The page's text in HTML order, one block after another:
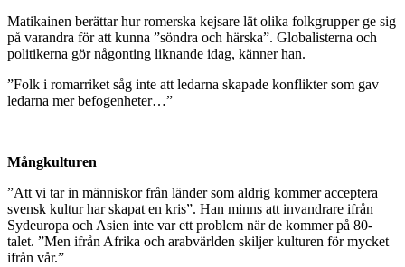
Matikainen berättar hur romerska kejsare lät olika folkgrupper ge sig
på varandra för att kunna ”söndra och härska”. Globalisterna och
politikerna gör någonting liknande idag, känner han.
”Folk i romarriket såg inte att ledarna skapade konflikter som gav
ledarna mer befogenheter…”
Mångkulturen
”Att vi tar in människor från länder som aldrig kommer acceptera
svensk kultur har skapat en kris”. Han minns att invandrare ifrån
Sydeuropa och Asien inte var ett problem när de kommer på 80-
talet. ”Men ifrån Afrika och arabvärlden skiljer kulturen för mycket
ifrån vår.”